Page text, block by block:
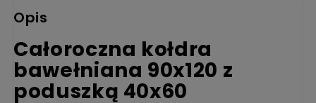
Opis
Całoroczna kołdra
bawełniana 90x120 z
poduszką 40x60